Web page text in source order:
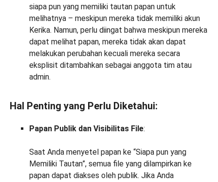
siapa pun yang memiliki tautan papan untuk
melihatnya – meskipun mereka tidak memiliki akun
Kerika. Namun, perlu diingat bahwa meskipun mereka
dapat melihat papan, mereka tidak akan dapat
melakukan perubahan kecuali mereka secara
eksplisit ditambahkan sebagai anggota tim atau
admin.
Hal Penting yang Perlu Diketahui:
Papan Publik dan Visibilitas File:
Saat Anda menyetel papan ke “Siapa pun yang
Memiliki Tautan”, semua file yang dilampirkan ke
papan dapat diakses oleh publik. Jika Anda